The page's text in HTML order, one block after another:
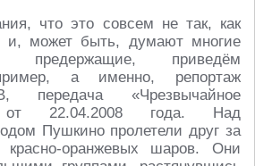
что это совсем не так, как
и, может быть, думают многие
предержащие, приведём
а именно, репортаж
передача «Чрезвычайное
от 22.04.2008 года. Над
Пушкино пролетели друг за
оранжевых шаров. Они